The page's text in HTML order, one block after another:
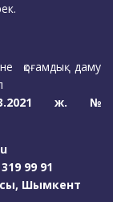
қоғамдық даму
ж. №
99 91
Шымкент